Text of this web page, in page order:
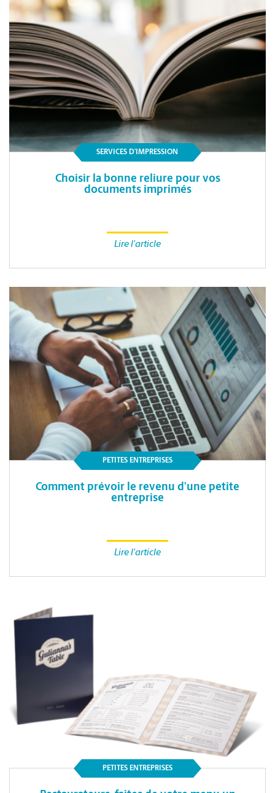
SERVICES D’IMPRESSION
Choisir la bonne reliure pour vos
documents imprimés
Lire l'article
PETITES ENTREPRISES
Comment prévoir le revenu d’une petite
entreprise
Lire l'article
PETITES ENTREPRISES